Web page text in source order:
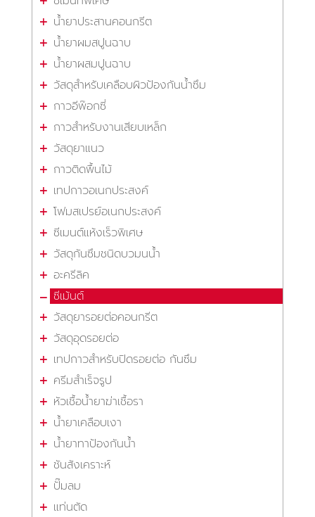
น้ำยาประสานคอนกรีต
น้ำยาผมสปูนฉาบ
น้ำยาผสมปูนฉาบ
วัสดุสำหรับเคลือบผิวป้องกันน้ำซึม
กาวอีพ๊อกซี่
กาวสำหรับงานเสียบเหล็ก
วัสดุยาแนว
กาวติดพื้นไม้
เทปกาวอเนกประสงค์
โฟมสเปรย์อเนกประสงค์
ซีเมนต์แห้งเร็วพิเศษ
วัสดุกันซึมชนิดบวมนน้ำ
อะครีลิค
ซีเม้นต์
วัสดุยารอยต่อคอนกรีต
วัสดุอุดรอยต่อ
เทปกาวสำหรับปิดรอยต่อ กันซึม
ครีมสำเร็จรูป
หัวเชื้อน้ำยาฆ่าเชื้อรา
น้ำยาเคลือบเงา
น้ำยาทาป้องกันน้ำ
ชันสังเคราะห์
ปั๊มลม
แท่นตัด